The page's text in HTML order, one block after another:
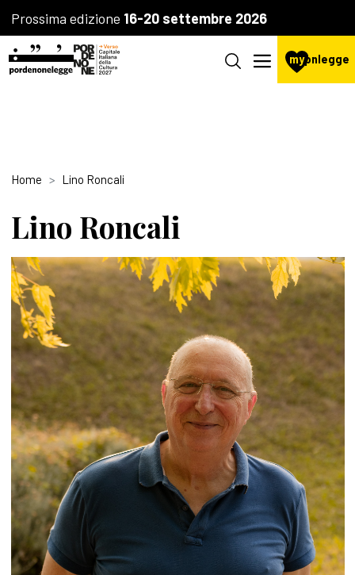
Prossima edizione 16-20 settembre 2026
mypnlegge
Home Lino Roncali
Lino Roncali